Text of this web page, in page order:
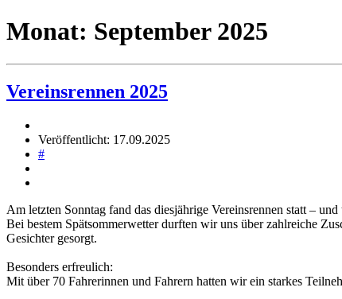
Monat: September 2025
Vereinsrennen 2025
Veröffentlicht: 17.09.2025
#
Am letzten Sonntag fand das diesjährige Vereinsrennen statt –
Bei bestem Spätsommerwetter durften wir uns über zahlreiche
Gesichter gesorgt.
Besonders erfreulich:
Mit über 70 Fahrerinnen und Fahrern hatten wir ein starkes